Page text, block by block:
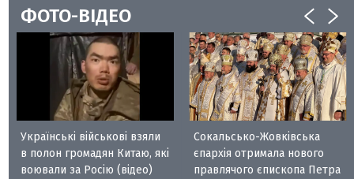
ФОТО-ВІДЕО
Українські військові взяли
в полон громадян Китаю, які
воювали за Росію (відео)
Сокальсько-Жовківська
єпархія отримала нового
правлячого єпископа Петра